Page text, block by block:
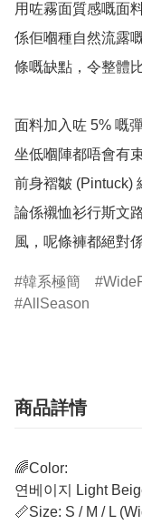
用咗霧面質感嘅面
係佢嗰種自然流露
條嘅缺點，令整體
面料加入咗 5% 嘅
坐低嗰陣都唔會有
前身褶皺 (Pintuck)
論係襯恤衫行斯文
風，呢條褲都絕對
韓系極簡
AllSeason
商品詳情
🌈Color:
연베이지 Light
📏Size: S / M / L